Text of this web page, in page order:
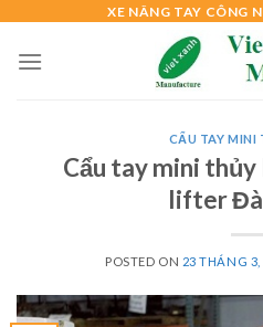
content
XE NÂNG TAY CÔNG
CẨU TAY MINI
Cẩu tay mini
lifter
POSTED ON 23 THÁNG 3,